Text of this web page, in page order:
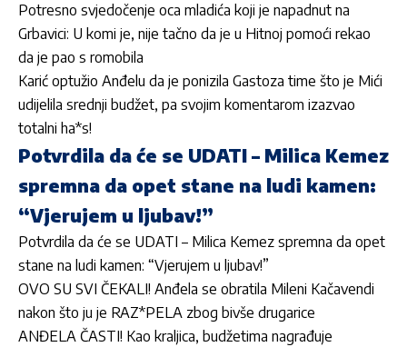
Potresno svjedočenje oca mladića koji je napadnut na
Grbavici: U komi je, nije tačno da je u Hitnoj pomoći rekao
da je pao s romobila
Karić optužio Anđelu da je ponizila Gastoza time što je Mići
udijelila srednji budžet, pa svojim komentarom izazvao
totalni ha*s!
Potvrdila da će se UDATI – Milica Kemez
spremna da opet stane na ludi kamen:
“Vjerujem u ljubav!”
Potvrdila da će se UDATI – Milica Kemez spremna da opet
stane na ludi kamen: “Vjerujem u ljubav!”
OVO SU SVI ČEKALI! Anđela se obratila Mileni Kačavendi
nakon što ju je RAZ*PELA zbog bivše drugarice
ANĐELA ČASTI! Kao kraljica, budžetima nagrađuje